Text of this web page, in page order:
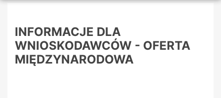
INFORMACJE DLA
WNIOSKODAWCÓW - OFERTA
MIĘDZYNARODOWA